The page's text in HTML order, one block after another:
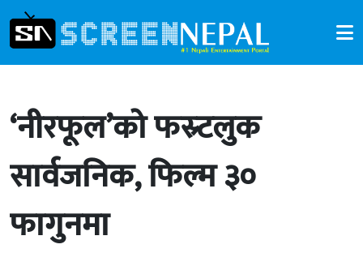
‘नीरफूल’को फस्र्टलुक
सार्वजनिक, फिल्म ३०
फागुनमा